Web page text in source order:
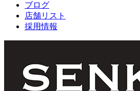
ブログ
店舗リスト
採用情報